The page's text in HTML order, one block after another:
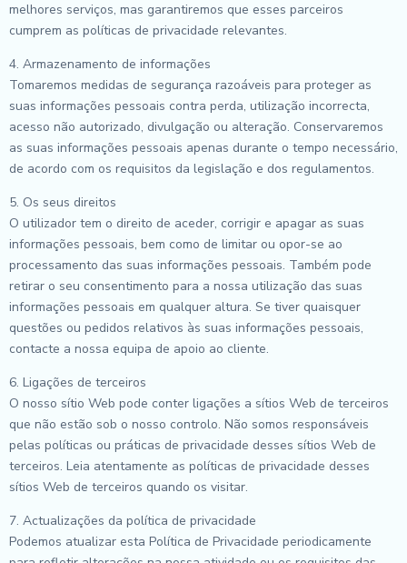
melhores serviços, mas garantiremos que esses parceiros
cumprem as políticas de privacidade relevantes.
4. Armazenamento de informações
Tomaremos medidas de segurança razoáveis para proteger as
suas informações pessoais contra perda, utilização incorrecta,
acesso não autorizado, divulgação ou alteração. Conservaremos
as suas informações pessoais apenas durante o tempo necessário,
de acordo com os requisitos da legislação e dos regulamentos.
5. Os seus direitos
O utilizador tem o direito de aceder, corrigir e apagar as suas
informações pessoais, bem como de limitar ou opor-se ao
processamento das suas informações pessoais. Também pode
retirar o seu consentimento para a nossa utilização das suas
informações pessoais em qualquer altura. Se tiver quaisquer
questões ou pedidos relativos às suas informações pessoais,
contacte a nossa equipa de apoio ao cliente.
6. Ligações de terceiros
O nosso sítio Web pode conter ligações a sítios Web de terceiros
que não estão sob o nosso controlo. Não somos responsáveis
pelas políticas ou práticas de privacidade desses sítios Web de
terceiros. Leia atentamente as políticas de privacidade desses
sítios Web de terceiros quando os visitar.
7. Actualizações da política de privacidade
Podemos atualizar esta Política de Privacidade periodicamente